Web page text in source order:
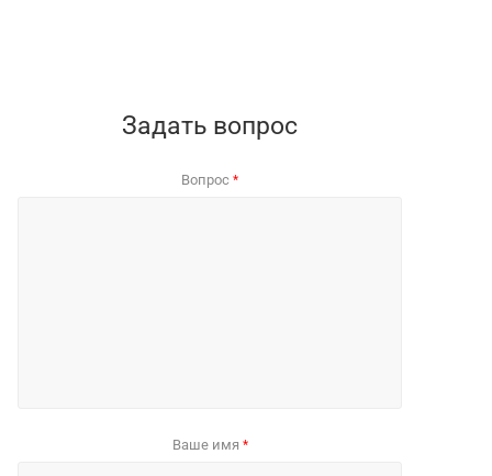
Задать вопрос
Вопрос *
Ваше имя *